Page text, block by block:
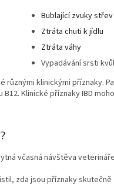
Bublající zvuky střev
Ztráta chuti k jídlu
Ztráta váhy
Vypadávání srsti
klinickými příznaky.
Klinické příznaky IBD
včasná návštěva
zda jsou příznaky